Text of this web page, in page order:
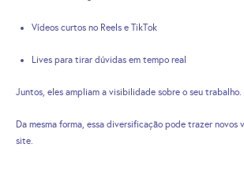
Vídeos curtos no Reels e TikTok
Lives para tirar dúvidas em tempo real
Juntos, eles ampliam a visibilidade sobre o seu trabalho.
Da mesma forma, essa diversificação pode trazer novos
site.